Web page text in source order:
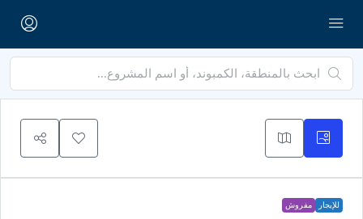
للإيجار مفروش